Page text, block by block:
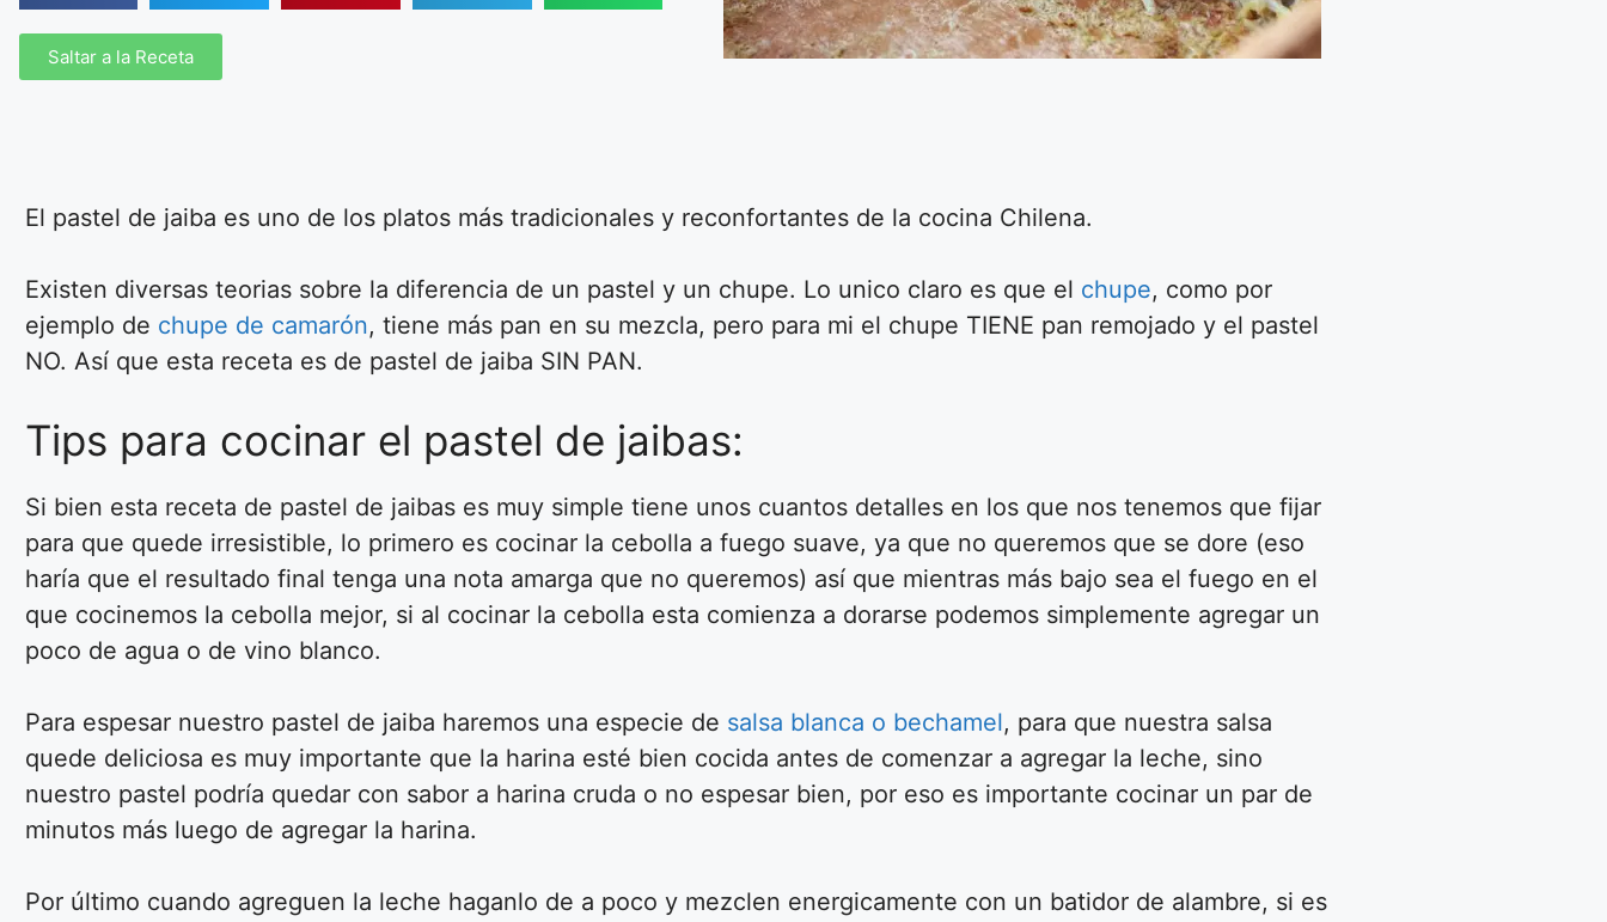
Saltar a la Receta
El pastel de jaiba es uno de los platos más tradicionales y reconfortantes de la cocina Chilena.
Existen diversas teorias sobre la diferencia de un pastel y un chupe. Lo unico claro es que el chupe, como por
ejemplo de chupe de camarón, tiene más pan en su mezcla, pero para mi el chupe TIENE pan remojado y el pastel
NO. Así que esta receta es de pastel de jaiba SIN PAN.
Tips para cocinar el pastel de jaibas:
Si bien esta receta de pastel de jaibas es muy simple tiene unos cuantos detalles en los que nos tenemos que fijar
para que quede irresistible, lo primero es cocinar la cebolla a fuego suave, ya que no queremos que se dore (eso
haría que el resultado final tenga una nota amarga que no queremos) así que mientras más bajo sea el fuego en el
que cocinemos la cebolla mejor, si al cocinar la cebolla esta comienza a dorarse podemos simplemente agregar un
poco de agua o de vino blanco.
Para espesar nuestro pastel de jaiba haremos una especie de salsa blanca o bechamel, para que nuestra salsa
quede deliciosa es muy importante que la harina esté bien cocida antes de comenzar a agregar la leche, sino
nuestro pastel podría quedar con sabor a harina cruda o no espesar bien, por eso es importante cocinar un par de
minutos más luego de agregar la harina.
Por último cuando agreguen la leche haganlo de a poco y mezclen energicamente con un batidor de alambre, si es